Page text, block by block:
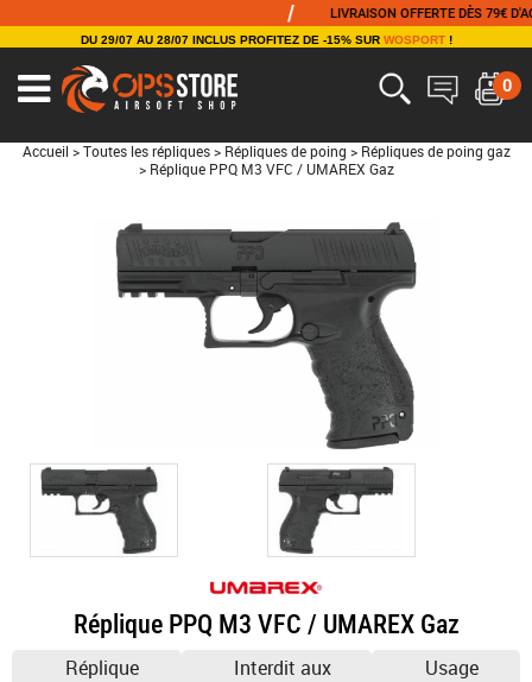
LIVRAISON OFFERTE DÈS 79€ D'ACHAT
DU 29/07 AU 28/07 INCLUS PROFITEZ DE -15% SUR WOSPORT!
0
Accueil > Toutes les répliques > Répliques de poing > Répliques de poing gaz
> Réplique PPQ M3 VFC / UMAREX Gaz
Réplique PPQ M3 VFC / UMAREX Gaz
Réplique
Interdit aux
Usage